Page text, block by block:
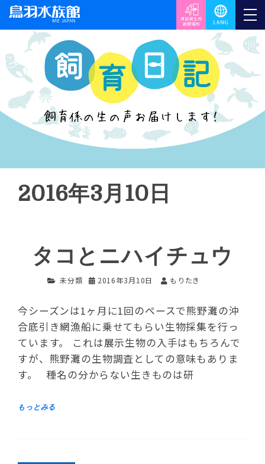
2016年3月10日
タコとニハイチュウ
未分類 2016年3月10日 もりたき
今シーズンは1ヶ月に1回のペースで熊野灘の沖
合底引き網漁船に乗せてもらい生物採集を行っ
ています。 これは展示生物の入手はもちろんで
すが、熊野灘の生物調査としての意味もありま
す。 種名の分からない生きものは研